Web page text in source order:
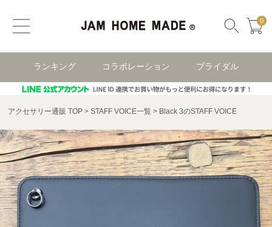
0
ランキング コラボレーション ブライダル
アクセサリー通販 TOP STAFF VOICE一覧 Black 3のSTAFF VOICE